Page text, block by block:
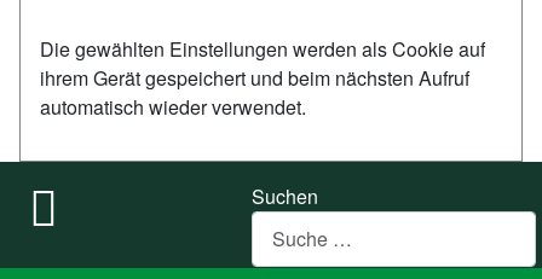
Die gewählten Einstellungen werden als Cookie auf
ihrem Gerät gespeichert und beim nächsten Aufruf
automatisch wieder verwendet.
Suchen